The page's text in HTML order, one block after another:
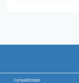
Compatibilidade